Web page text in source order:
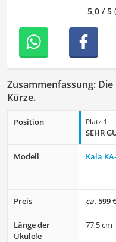
auseinanderzusetzen.
5,0 / 5
Zusammenfassung:
Kürze.
Position Platz 1
SEHR
Modell Kala
Preis ca. 599
Länge der
Ukulele
77,5 cm